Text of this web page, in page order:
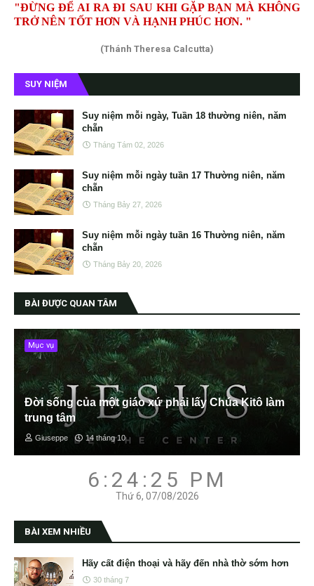
"ĐỪNG ĐỂ AI RA ĐI SAU KHI GẶP BẠN MÀ KHÔNG
TRỞ NÊN TỐT HƠN VÀ HẠNH PHÚC HƠN. "
(Thánh Theresa Calcutta)
SUY NIỆM
Suy niệm mỗi ngày, Tuần 18 thường niên, năm
chẵn
Tháng Tám 02, 2026
Suy niệm mỗi ngày tuần 17 Thường niên, năm
chẵn
Tháng Bảy 27, 2026
Suy niệm mỗi ngày tuần 16 Thường niên, năm
chẵn
Tháng Bảy 20, 2026
BÀI ĐƯỢC QUAN TÂM
Mục vụ
Đời sống của một giáo xứ phải lấy Chúa Kitô làm
trung tâm
Giuseppe 14 tháng 10
6:24:26 PM
Thứ 6, 07/08/2026
BÀI XEM NHIỀU
Hãy cất điện thoại và hãy đến nhà thờ sớm hơn
30 tháng 7